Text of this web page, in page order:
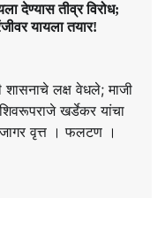
देण्यास तीव्र विरोध;
यायला तयार!
शासनाचे लक्ष वेधले; माजी
खर्डेकर यांचा
वृत्त । फलटण ।